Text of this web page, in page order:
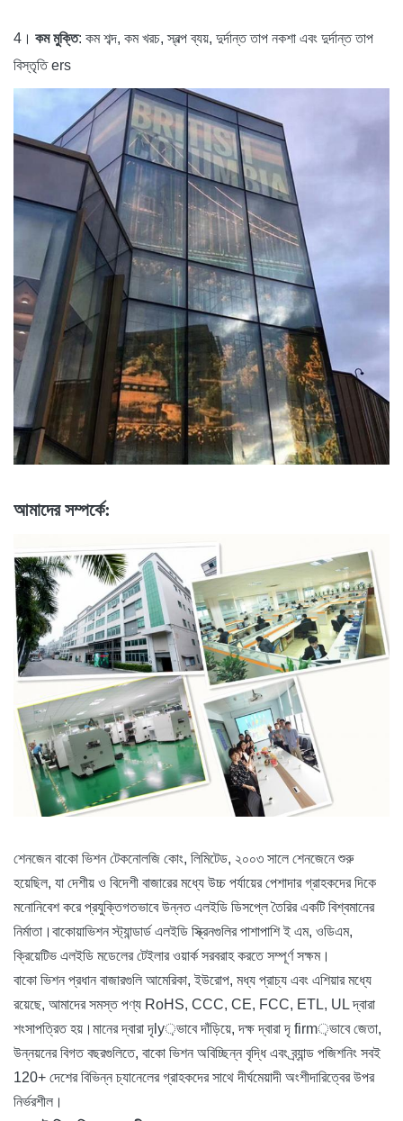
4। কম মুক্তি: কম শব্দ, কম খরচ, স্বল্প ব্যয়, দুর্দান্ত তাপ নকশা এবং দুর্দান্ত তাপ
বিস্তৃতি ers
আমাদের সম্পর্কে:
শেনজেন বাকো ভিশন টেকনোলজি কোং, লিমিটেড, ২০০৩ সালে শেনজেনে শুরু
হয়েছিল, যা দেশীয় ও বিদেশী বাজারের মধ্যে উচ্চ পর্যায়ের পেশাদার গ্রাহকদের দিকে
মনোনিবেশ করে প্রযুক্তিগতভাবে উন্নত এলইডি ডিসপ্লে তৈরির একটি বিশ্বমানের
নির্মাতা।বাকোয়াভিশন স্ট্যান্ডার্ড এলইডি স্ক্রিনগুলির পাশাপাশি ই এম, ওডিএম,
ক্রিয়েটিভ এলইডি মডেলের টেইলার ওয়ার্ক সরবরাহ করতে সম্পূর্ণ সক্ষম।
বাকো ভিশন প্রধান বাজারগুলি আমেরিকা, ইউরোপ, মধ্য প্রাচ্য এবং এশিয়ার মধ্যে
রয়েছে, আমাদের সমস্ত পণ্য RoHS, CCC, CE, FCC, ETL, UL দ্বারা
শংসাপত্রিত হয়।মানের দ্বারা দৃly়ভাবে দাঁড়িয়ে, দক্ষ দ্বারা দৃ firm়ভাবে জেতা,
উন্নয়নের বিগত বছরগুলিতে, বাকো ভিশন অবিচ্ছিন্ন বৃদ্ধি এবং ব্র্যান্ড পজিশনিং সবই
120+ দেশের বিভিন্ন চ্যানেলের গ্রাহকদের সাথে দীর্ঘমেয়াদী অংশীদারিত্বের উপর
নির্ভরশীল।